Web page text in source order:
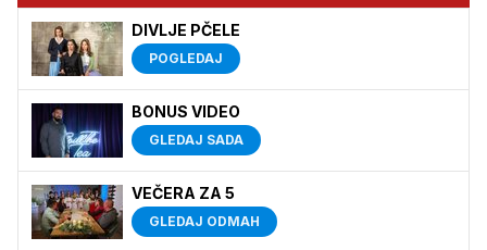
DIVLJE PČELE
POGLEDAJ
BONUS VIDEO
GLEDAJ SADA
VEČERA ZA 5
GLEDAJ ODMAH